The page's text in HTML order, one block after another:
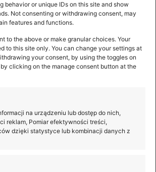
behavior or unique IDs on this site and show
Not consenting or withdrawing consent, may
features and functions.
to the above or make granular choices. Your
to this site only. You can change your settings at
your consent, by using the toggles on
clicking on the manage consent button at the
na urządzeniu lub dostęp do nich,
reklam, Pomiar efektywności treści,
dzięki statystyce lub kombinacji danych z
Osmo Pocket 4P
portrety, dynamiczne ujęcia i
– wszystko to staje się